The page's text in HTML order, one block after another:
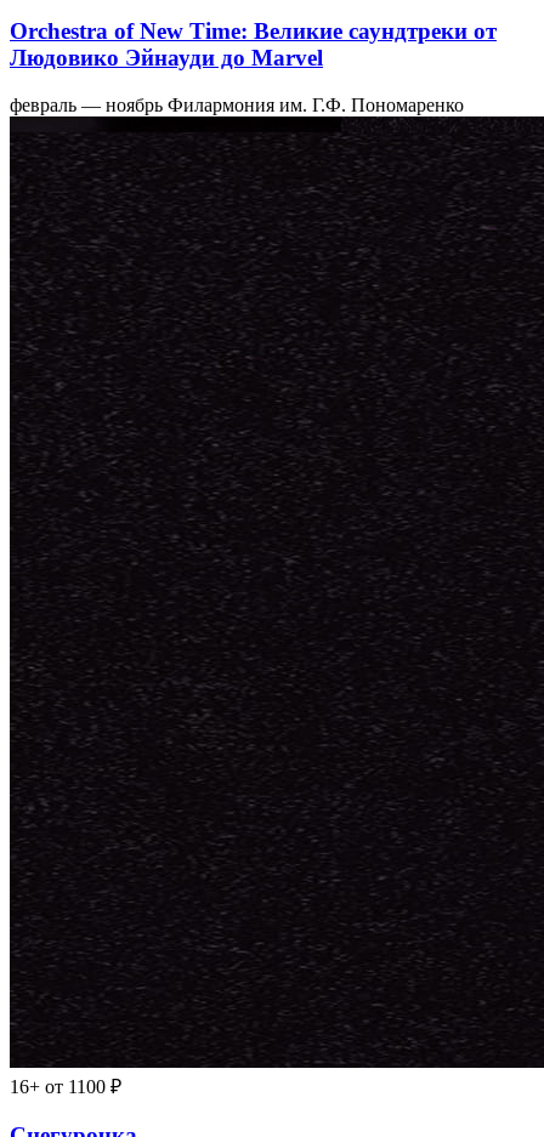
Orchestra of New Time: Великие саундтреки от
Людовико Эйнауди до Marvel
февраль — ноябрь Филармония им. Г.Ф. Пономаренко
16+ от 1100 ₽